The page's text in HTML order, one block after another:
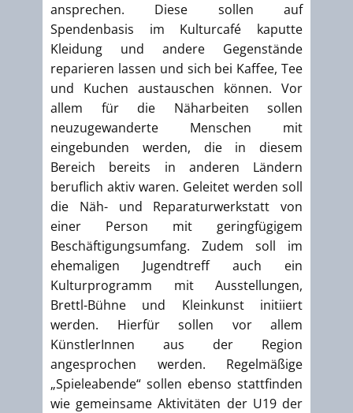
ansprechen. Diese sollen auf
Spendenbasis im Kulturcafé kaputte
Kleidung und andere Gegenstände
reparieren lassen und sich bei Kaffee, Tee
und Kuchen austauschen können. Vor
allem für die Näharbeiten sollen
neuzugewanderte Menschen mit
eingebunden werden, die in diesem
Bereich bereits in anderen Ländern
beruflich aktiv waren. Geleitet werden soll
die Näh- und Reparaturwerkstatt von
einer Person mit geringfügigem
Beschäftigungsumfang. Zudem soll im
ehemaligen Jugendtreff auch ein
Kulturprogramm mit Ausstellungen,
Brettl-Bühne und Kleinkunst initiiert
werden. Hierfür sollen vor allem
KünstlerInnen aus der Region
angesprochen werden. Regelmäßige
„Spieleabende“ sollen ebenso stattfinden
wie gemeinsame Aktivitäten der U19 der